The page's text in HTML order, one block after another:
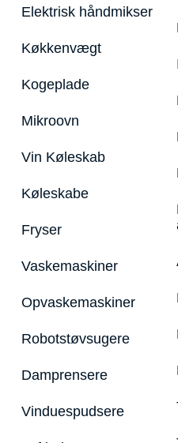
Elektrisk håndmikser
Køkkenvægt
Kogeplade
Mikroovn
Vin Køleskab
Køleskabe
Fryser
Vaskemaskiner
Opvaskemaskiner
Robotstøvsugere
Damprensere
Vinduespudsere